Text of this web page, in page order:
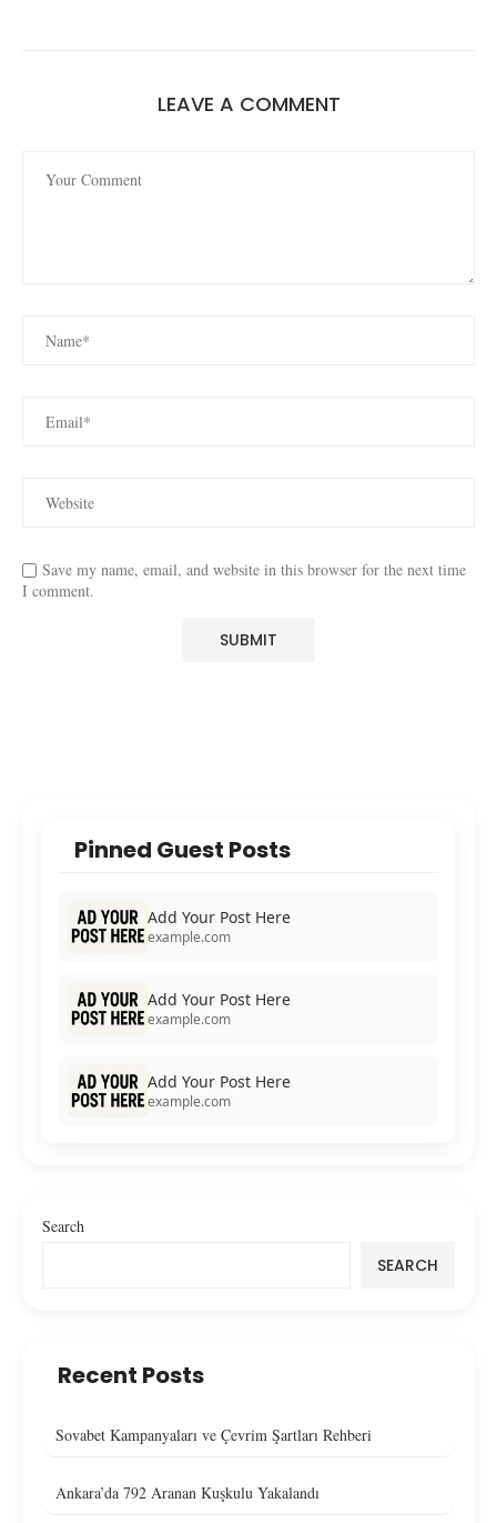
LEAVE A COMMENT
Save my name, email, and website in this browser for the next time
I comment.
Pinned Guest Posts
Add Your Post Here
example.com
Add Your Post Here
example.com
Add Your Post Here
example.com
Search
SEARCH
Recent Posts
Sovabet Kampanyaları ve Çevrim Şartları Rehberi
Ankara’da 792 Aranan Kuşkulu Yakalandı